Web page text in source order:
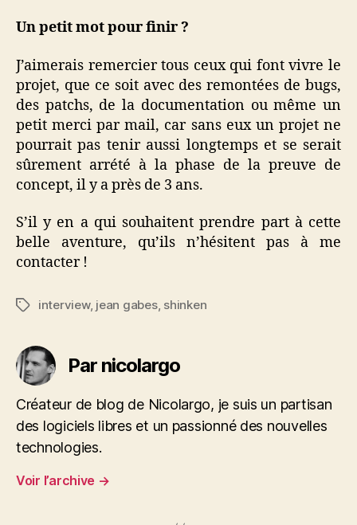
Un petit mot pour finir ?
J’aimerais remercier tous ceux qui font vivre le
projet, que ce soit avec des remontées de bugs,
des patchs, de la documentation ou même un
petit merci par mail, car sans eux un projet ne
pourrait pas tenir aussi longtemps et se serait
sûrement arrété à la phase de la preuve de
concept, il y a près de 3 ans.
S’il y en a qui souhaitent prendre part à cette
belle aventure, qu’ils n’hésitent pas à me
contacter !
Étiquettes
interview, jean gabes, shinken
Par nicolargo
Créateur de blog de Nicolargo, je suis un partisan
des logiciels libres et un passionné des nouvelles
technologies.
Voir l’archive →